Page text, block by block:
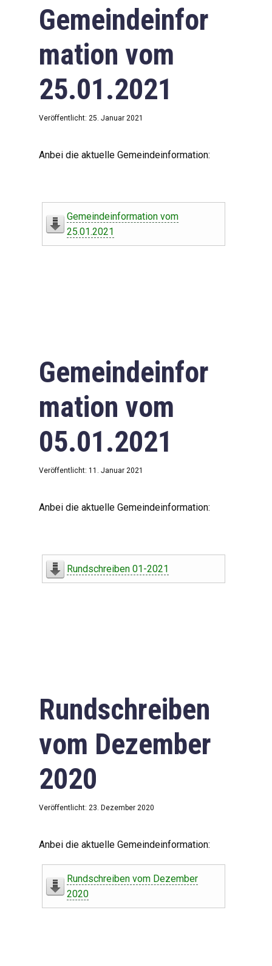
Gemeindeinfor
mation vom
25.01.2021
Veröffentlicht: 25. Januar 2021
Anbei die aktuelle Gemeindeinformation:
Gemeindeinformation vom
25.01.2021
Gemeindeinfor
mation vom
05.01.2021
Veröffentlicht: 11. Januar 2021
Anbei die aktuelle Gemeindeinformation:
Rundschreiben 01-2021
Rundschreiben
vom Dezember
2020
Veröffentlicht: 23. Dezember 2020
Anbei die aktuelle Gemeindeinformation:
Rundschreiben vom Dezember
2020